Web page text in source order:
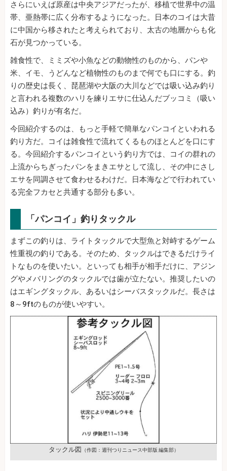
さらにいえば原産は中央アジアだったが、移植で世界中の温
帯、亜熱帯に広く分布するようになった。日本のコイは大昔
に中国から移されたと考えられており、太古の地層からも化
石が見つかっている。
雑食性で、ミミズや小魚などの動物性のものから、パンや
米、イモ、うどんなど植物性のものまで何でも口にする。釣
りの歴史は長く、琵琶湖や大阪の大川などでは吸い込み釣り
と言われる複数のハリを練りエサに仕込んだブッコミ（吸い
込み）釣りが有名だ。
今回紹介するのは、もっと手軽で簡単なパンコイといわれる
釣り方だ。コイは雑食性で流れてくるものほとんどを口にす
る。今回紹介するパンコイという釣り方では、コイの群れの
上流からちぎったパンをまきエサとして流し、その中にさし
エサを同調させて食わせるわけだ。日本海などで行われてい
る完全フカセと共通する部分も多い。
「パンコイ」釣りタックル
まずこの釣りは、ライトタックルで大型魚と対峙するゲーム
性重視の釣りである。そのため、タックルはできるだけライ
トなものを使いたい。といっても相手が相手だけに、アジン
グやメバリングのタックルでは歯が立たない。推奨したいの
はエギングタックル、あるいはシーバスタックルだ。長さは
8～9ftのものが使いやすい。
タックル図 （作図：週刊つりニュース中部版 編集部）